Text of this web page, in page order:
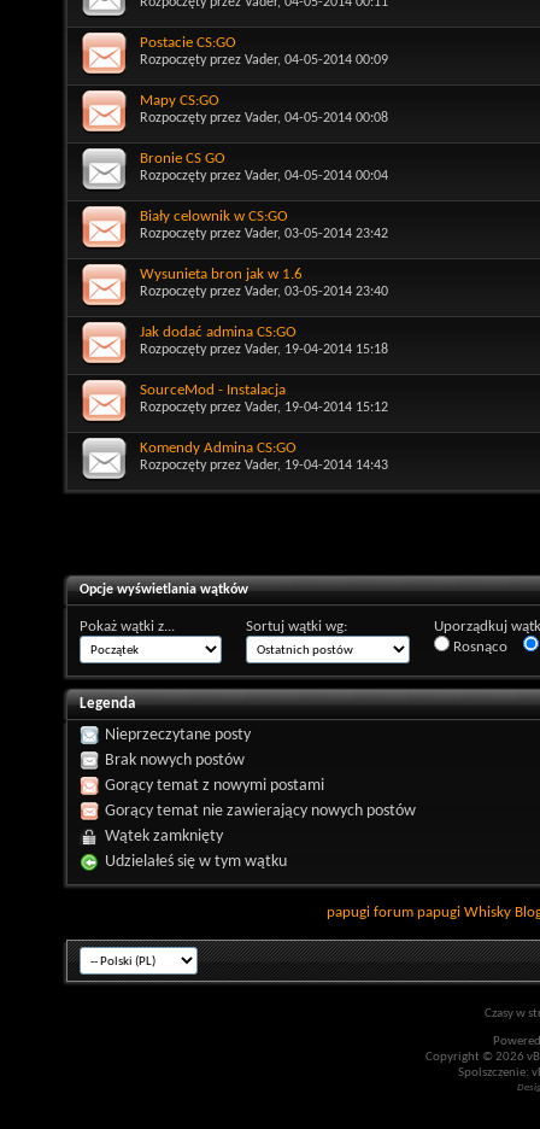
Postacie CS:GO
Rozpoczęty przez Vader, 04-05-2014 00:09
Mapy CS:GO
Rozpoczęty przez Vader, 04-05-2014 00:08
Bronie CS GO
Rozpoczęty przez Vader, 04-05-2014 00:04
Biały celownik w CS:GO
Rozpoczęty przez Vader, 03-05-2014 23:42
Wysunieta bron jak w 1.6
Rozpoczęty przez Vader, 03-05-2014 23:40
Jak dodać admina CS:GO
Rozpoczęty przez Vader, 19-04-2014 15:18
SourceMod - Instalacja
Rozpoczęty przez Vader, 19-04-2014 15:12
Komendy Admina CS:GO
Rozpoczęty przez Vader, 19-04-2014 14:43
Opcje wyświetlania wątków
Pokaż wątki z... Sortuj wątki wg:
Uporządkuj
Rosnąco
Legenda
Nieprzeczytane posty
Brak nowych postów
Gorący temat z nowymi postami
Gorący temat nie zawierający nowych postów
Wątek zamknięty
Udzielałeś się w tym wątku
papugi forum papugi Whisky
Czasy w
Copyright © 2026
Spolszczenie: